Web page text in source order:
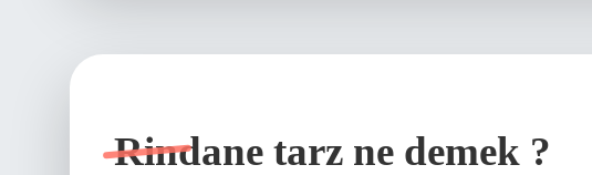
Rindane tarz ne demek ?